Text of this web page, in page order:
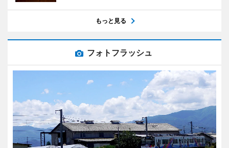
もっと見る
フォトフラッシュ